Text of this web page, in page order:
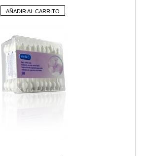
AÑADIR AL CARRITO